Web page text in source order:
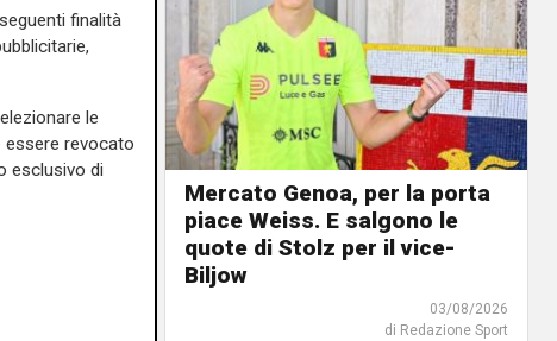
Mercato Genoa, per la porta
piace Weiss. E salgono le
quote di Stolz per il vice-
Biljow
03/08/2026
di Redazione Sport
finalità
le
revocato
esclusivo di